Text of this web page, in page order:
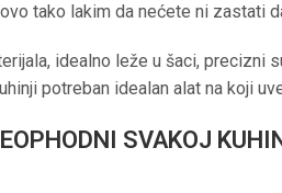
tako lakim da nećete ni zastati
idealno leže u šaci,
potreban idealan alat na koji
SVAKOJ